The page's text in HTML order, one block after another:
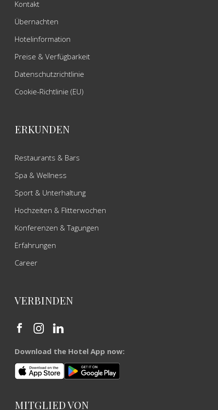
Kontakt
Übernachten
Hotelinformation
Preise & Verfügbarkeit
Datenschutzrichtlinie
Cookie-Richtlinie (EU)
ERKUNDEN
Restaurants & Bars
Spa & Wellness
Sport & Unterhaltung
Hochzeiten & Flitterwochen
Konferenzen & Tagungen
Erfahrungen
Career
VERBINDEN
Download the Hotel App now:
MITGLIED VON